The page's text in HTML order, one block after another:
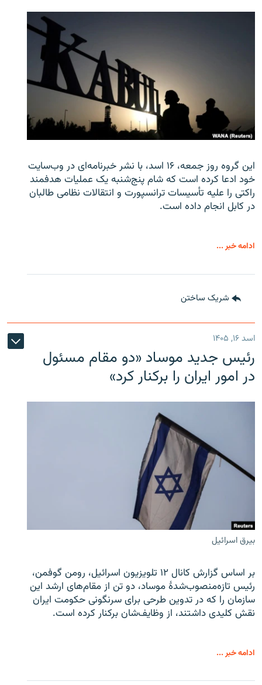
این گروه روز جمعه، ۱۶ اسد، با نشر خبرنامه‌ای در وب‌سایت
خود ادعا کرده است که شام پنج‌شنبه یک عملیات هدفمند
راکتی را علیه تأسیسات ترانسپورت و انتقالات نظامی طالبان
در کابل انجام داده است.
ادامه خبر ...
شریک ساختن
اسد ۱۶, ۱۴۰۵
رئیس جدید موساد «دو مقام مسئول
در امور ایران را برکنار کرد»
بیرق اسرائیل
بر اساس گزارش کانال ۱۲ تلویزیون اسرائیل، رومن گوفمن،
رئیس تازه‌منصوب‌شدۀ موساد، دو تن از مقام‌های ارشد این
سازمان را که در تدوین طرحی برای سرنگونی حکومت ایران
نقش کلیدی داشتند، از وظایف‌شان برکنار کرده است.
ادامه خبر ...